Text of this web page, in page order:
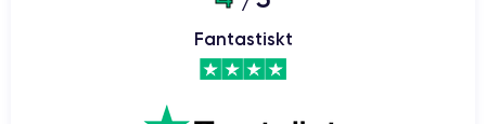
Fantastiskt